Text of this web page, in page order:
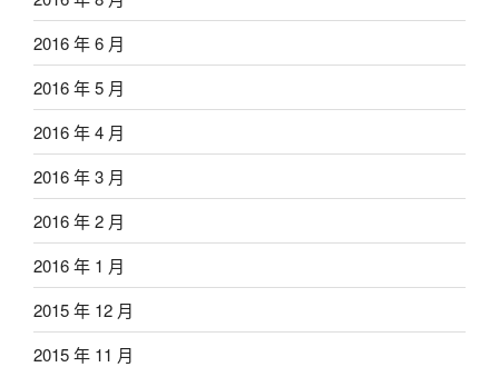
2016 年 6 月
2016 年 5 月
2016 年 4 月
2016 年 3 月
2016 年 2 月
2016 年 1 月
2015 年 12 月
2015 年 11 月